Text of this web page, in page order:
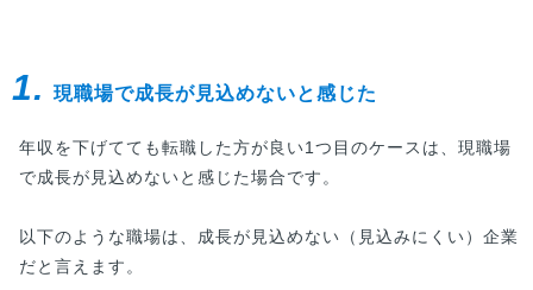
1. 現職場で成長が見込めないと感じた
年収を下げてても転職した方が良い1つ目のケースは、現職場
で成長が見込めないと感じた場合です。
以下のような職場は、成長が見込めない（見込みにくい）企業
だと言えます。